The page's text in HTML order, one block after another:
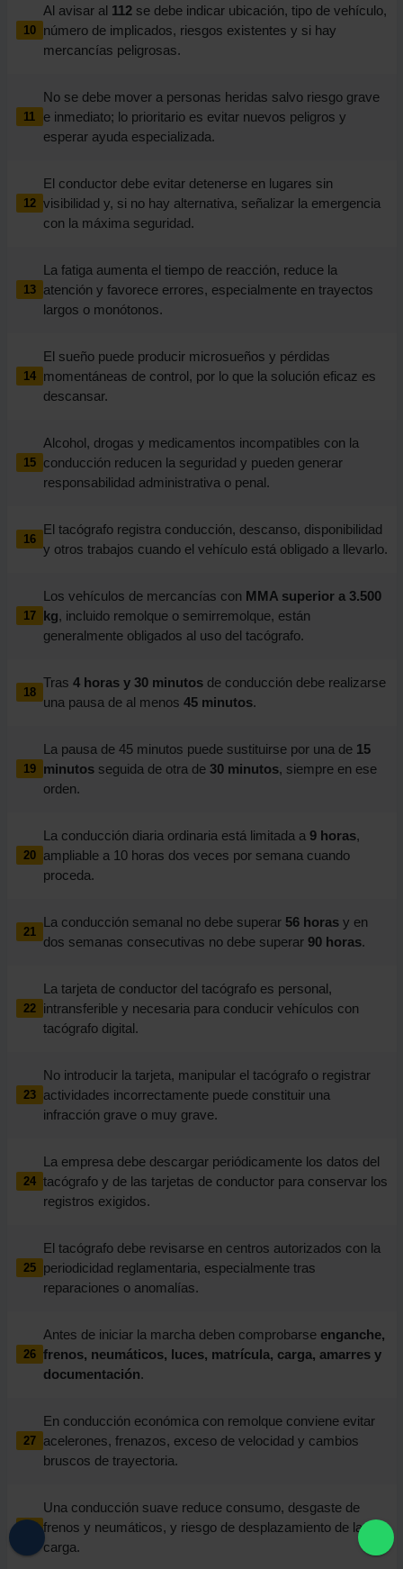
10
Al avisar al 112se debe indicar ubicación, tipo de vehículo,
número de implicados, riesgos existentes y si hay
mercancías peligrosas.
11
No se debe mover a personas heridas salvo riesgo grave
e inmediato; lo prioritario es evitar nuevos peligros y
esperar ayuda especializada.
12
El conductor debe evitar detenerse en lugares sin
visibilidad y, si no hay alternativa, señalizar la emergencia
con la máxima seguridad.
13
La fatiga aumenta el tiempo de reacción, reduce la
atención y favorece errores, especialmente en trayectos
largos o monótonos.
14
El sueño puede producir microsueños y pérdidas
momentáneas de control, por lo que la solución eficaz es
descansar.
15
Alcohol, drogas y medicamentos incompatibles con la
conducción reducen la seguridad y pueden generar
responsabilidad administrativa o penal.
16
El tacógrafo registra conducción, descanso, disponibilidad
y otros trabajos cuando el vehículo está obligado a llevarlo.
17
Los vehículos de mercancías con MMA superior a 3.500
kg, incluido remolque o semirremolque, están
generalmente obligados al uso del tacógrafo.
18
Tras 4 horas y 30 minutosde conducción debe realizarse
una pausa de al menos 45 minutos.
19
La pausa de 45 minutos puede sustituirse por una de 15
minutosseguida de otra de 30 minutos, siempre en ese
orden.
20
La conducción diaria ordinaria está limitada a 9 horas,
ampliable a 10 horas dos veces por semana cuando
proceda.
21
La conducción semanal no debe superar 56 horasy en
dos semanas consecutivas no debe superar 90 horas.
22
La tarjeta de conductor del tacógrafo es personal,
intransferible y necesaria para conducir vehículos con
tacógrafo digital.
23
No introducir la tarjeta, manipular el tacógrafo o registrar
actividades incorrectamente puede constituir una
infracción grave o muy grave.
24
La empresa debe descargar periódicamente los datos del
tacógrafo y de las tarjetas de conductor para conservar los
registros exigidos.
25
El tacógrafo debe revisarse en centros autorizados con la
periodicidad reglamentaria, especialmente tras
reparaciones o anomalías.
26
Antes de iniciar la marcha deben comprobarse enganche,
frenos, neumáticos, luces, matrícula, carga, amarres y
documentación.
27
En conducción económica con remolque conviene evitar
acelerones, frenazos, exceso de velocidad y cambios
bruscos de trayectoria.
Una conducción suave reduce consumo, desgaste de
frenos y neumáticos, y riesgo de desplazamiento de la
carga.